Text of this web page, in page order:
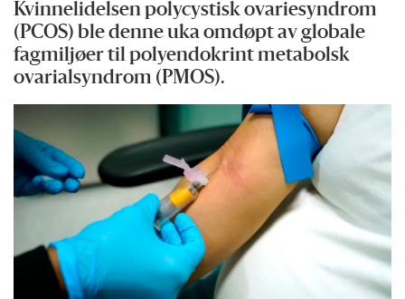
Kvinnelidelsen polycystisk ovariesyndrom
(PCOS) ble denne uka omdøpt av globale
fagmiljøer til polyendokrint metabolsk
ovarialsyndrom (PMOS).